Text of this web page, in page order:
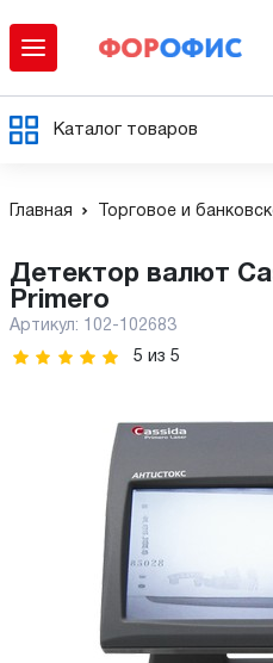
Каталог товаров
Главная Торговое и
Детектор валют Cassida
Primero
Артикул: 102-102683
5 из 5